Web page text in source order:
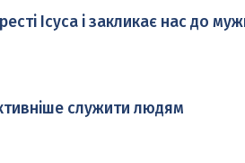
Ісуса і закликає нас до
служити людям